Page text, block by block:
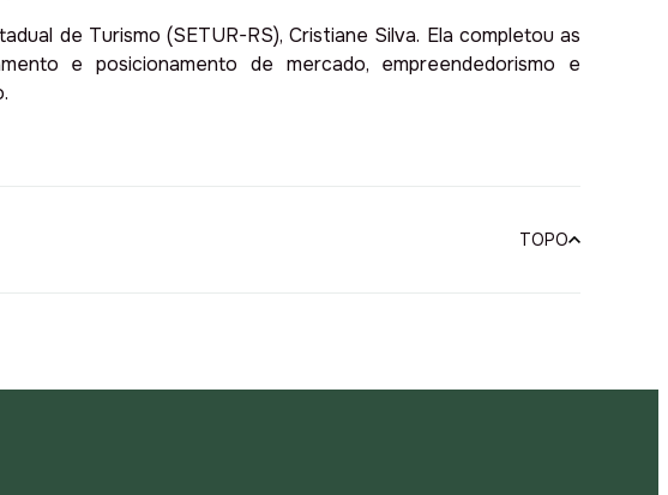
de Turismo (SETUR-RS), Cristiane Silva. Ela completou as
e posicionamento de mercado, empreendedorismo e
TOPO